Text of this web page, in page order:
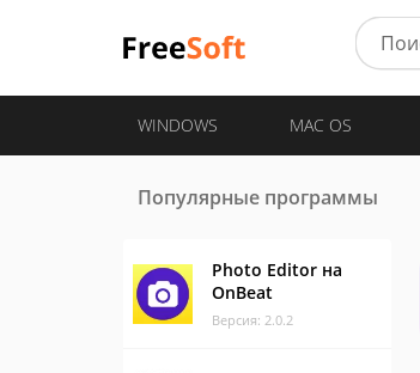
WINDOWS MAC OS
Популярные программы
Photo Editor на
OnBeat
Версия: 2.0.2